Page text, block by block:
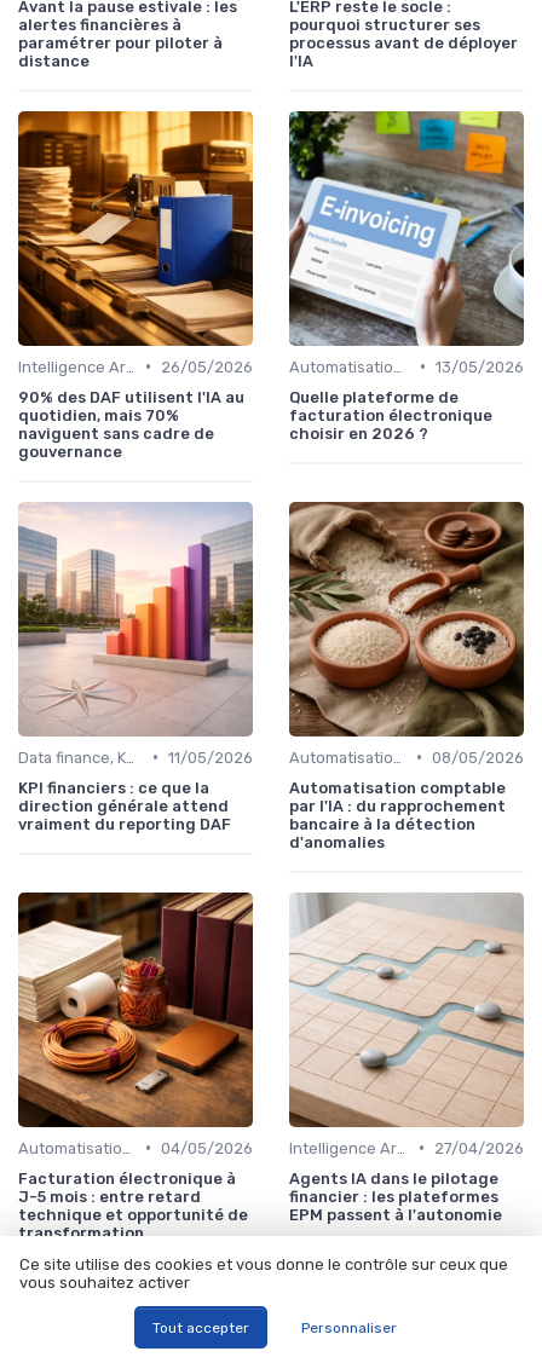
Avant la pause estivale : les
alertes financières à
paramétrer pour piloter à
distance
L'ERP reste le socle :
pourquoi structurer ses
processus avant de déployer
l'IA
•
26/05/2026
90% des DAF utilisent l'IA au
quotidien, mais 70%
naviguent sans cadre de
gouvernance
• 13/05/2026
Quelle plateforme de
facturation électronique
choisir en 2026 ?
• 11/05/2026
KPI financiers : ce que la
direction générale attend
vraiment du reporting DAF
• 08/05/2026
Automatisation comptable
par l'IA : du rapprochement
bancaire à la détection
d'anomalies
• 04/05/2026
Facturation électronique à
J-5 mois : entre retard
technique et opportunité de
transformation
•
27/04/2026
Agents IA dans le pilotage
financier : les plateformes
EPM passent à l'autonomie
Ce site utilise des cookies et vous donne le contrôle sur ceux que
vous souhaitez activer
Tout accepter Personnaliser